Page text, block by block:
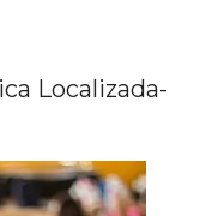
Localizada-